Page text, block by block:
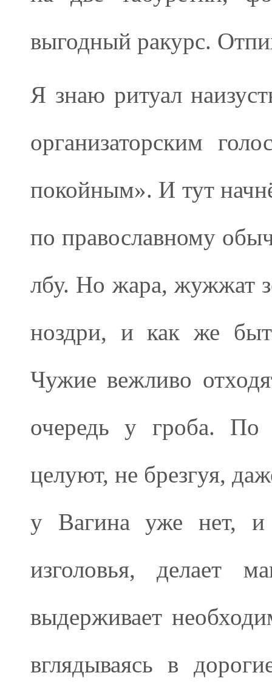
выгодный ракурс.
Я знаю ритуал
организаторским
покойным». И тут
по православному
лбу. Но жара, жужжат
ноздри, и как же
Чужие вежливо
очередь у гроба. По
целуют, не брезгуя,
у Вагина уже нет, и
изголовья, делает
выдерживает
вглядываясь в